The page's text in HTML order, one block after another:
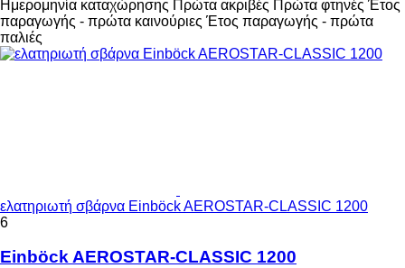
Ημερομηνία καταχώρησης Πρώτα ακριβές Πρώτα φτηνές Έτος
παραγωγής - πρώτα καινούριες Έτος παραγωγής - πρώτα
παλιές
ελατηριωτή σβάρνα Einböck AEROSTAR-CLASSIC 1200
6
Einböck AEROSTAR-CLASSIC 1200